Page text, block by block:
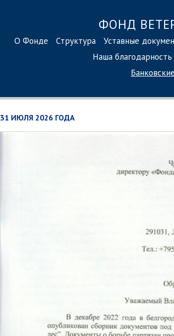
ФОНД
О Фонде Структура Уставные
Наша благодарность
31 ИЮЛЯ 2026 ГОДА